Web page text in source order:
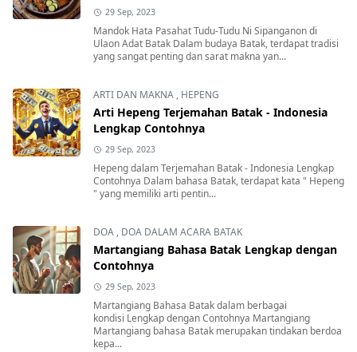
29 Sep, 2023
Mandok Hata Pasahat Tudu-Tudu Ni Sipanganon di
Ulaon Adat Batak Dalam budaya Batak, terdapat tradisi
yang sangat penting dan sarat makna yan...
ARTI DAN MAKNA , HEPENG
Arti Hepeng Terjemahan Batak - Indonesia
Lengkap Contohnya
29 Sep, 2023
Hepeng dalam Terjemahan Batak - Indonesia Lengkap
Contohnya Dalam bahasa Batak, terdapat kata " Hepeng
" yang memiliki arti pentin...
DOA , DOA DALAM ACARA BATAK
Martangiang Bahasa Batak Lengkap dengan
Contohnya
29 Sep, 2023
Martangiang Bahasa Batak dalam berbagai
kondisi Lengkap dengan Contohnya Martangiang
Martangiang bahasa Batak merupakan tindakan berdoa
kepa...